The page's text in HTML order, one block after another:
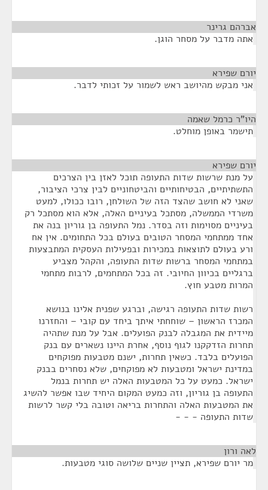
אברהם גרינר
אתה מדבר על מסחר הוגן.
יורם שפירא
אני מבקש מהיושב ראש לשמור על זכותי לדבר.
היו"ר כרמל שאמה
תישמר באופן מוחלט.
יורם שפירא
על מנת שרשות שדות התעופה תוכל לאזן בין הצרכים
התשתיתיים, הבטיחותיים והביטחוניים לבין צרכי הציבור,
שאני לא חושב שהצד הזה של השולחן, רובו ככולו, למעט
משרדי הממשלה, מסתכל בעיניים האלה, אלא הוא מסתכל רק
בעיניים מסוימות וזה בסדר. נמל התעופה בן גוריון בנה את
אחד ממתחמי המסחר הטובים בעולם בכל התחומים. אין אח
ורע בעולם לתוצאות במכירות ובפעילות העסקית המתבצעות
במתחמי המסחר ברשות שדות התעופה, והקהל מצביע
ברגליים בכיוון החיובי. זה בכל המתחמים, לרבות מתחמי
המרות מטבע חוץ.
רשות שדות התעופה רגישה, וברגע שפנית אלינו בנושא
המכרז הראשון – שוחחתי איתך ביחד עם קובי – והחזרנו
מיידית את המגבלה לבנק הפועלים. אבל על מנת שתהיה
תחרות הזדקקנו לגוף נוסף, אחרת היינו נשארים עם בנק
הפועלים בלבד. כשאין תחרות, ישנם מטבעות מפוקחים
במדינת ישראל ומטבעות לא מפוקחים, שלא נסחרים בבנק
ישראל. כמעט על כל המטבעות האלה יש תחרות בנמל
התעופה בן גוריון, וזה כמעט המקום היחיד שבו אפשר להשיג
את המטבעות האלה והתחרות בריאה וטובה בלי קשר לרשות
שדות התעופה - - -
לאה ורון
מר יורם שפירא, תציין שניים שלושה סוגי מטבעות.